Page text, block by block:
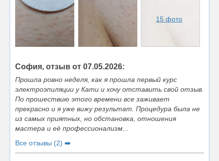
15 фото
София, отзыв от 07.05.2026:
Прошла ровно неделя, как я прошла первый курс
электроэпиляции у Кати и хочу отставить свой отзыв.
По прошествию этого времени все заживает
прекрасно и я уже вижу результат. Процедура была не
из самых приятных, но обстановка, отношения
мастера и её профессионализм...
Все отзывы (2) ➡️